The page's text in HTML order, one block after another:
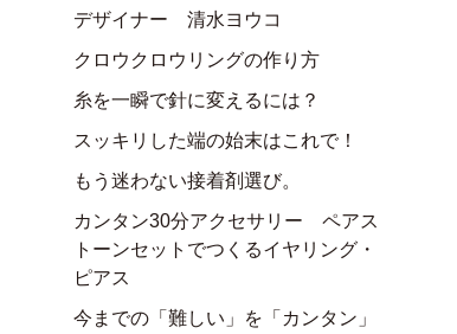
デザイナー 清水ヨウコ
クロウクロウリングの作り方
糸を一瞬で針に変えるには？
スッキリした端の始末はこれで！
もう迷わない接着剤選び。
カンタン30分アクセサリー ペアス
トーンセットでつくるイヤリング・
ピアス
今までの「難しい」を「カンタン」